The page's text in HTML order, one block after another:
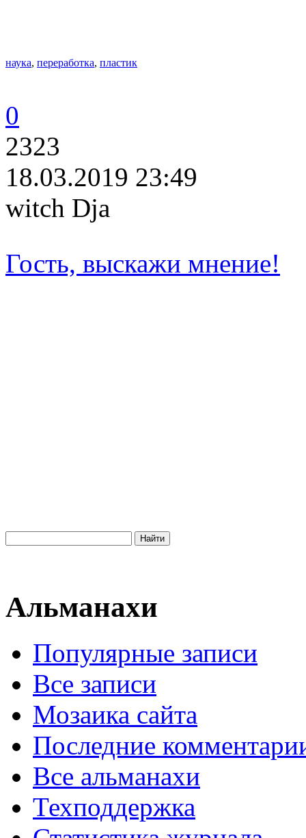
наука, переработка, пластик
0
2323
18.03.2019 23:49
witch Dja
Гость, выскажи мнение!
Альманахи
Популярные записи
Все записи
Мозаика сайта
Последние
Все альманахи
Техподдержка